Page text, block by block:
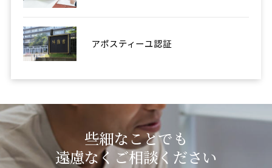
アポスティーユ認証
些細なことでも
遠慮なくご相談ください